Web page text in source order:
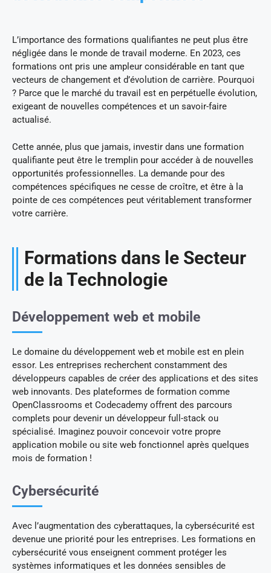
L’importance des formations qualifiantes ne peut plus être
négligée dans le monde de travail moderne. En 2023, ces
formations ont pris une ampleur considérable en tant que
vecteurs de changement et d’évolution de carrière. Pourquoi
? Parce que le marché du travail est en perpétuelle évolution,
exigeant de nouvelles compétences et un savoir-faire
actualisé.
Cette année, plus que jamais, investir dans une formation
qualifiante peut être le tremplin pour accéder à de nouvelles
opportunités professionnelles. La demande pour des
compétences spécifiques ne cesse de croître, et être à la
pointe de ces compétences peut véritablement transformer
votre carrière.
Formations dans le Secteur
de la Technologie
Développement web et mobile
Le domaine du développement web et mobile est en plein
essor. Les entreprises recherchent constamment des
développeurs capables de créer des applications et des sites
web innovants. Des plateformes de formation comme
OpenClassrooms et Codecademy offrent des parcours
complets pour devenir un développeur full-stack ou
spécialisé. Imaginez pouvoir concevoir votre propre
application mobile ou site web fonctionnel après quelques
mois de formation !
Cybersécurité
Avec l’augmentation des cyberattaques, la cybersécurité est
devenue une priorité pour les entreprises. Les formations en
cybersécurité vous enseignent comment protéger les
systèmes informatiques et les données sensibles de